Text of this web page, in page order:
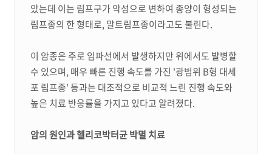
았는데 이는 림프구가 악성으로 변하여 종양이 형성되는
림프종의 한 형태로, 말트림프종이라고도 불린다.
이 암종은 주로 임파선에서 발생하지만 위에서도 발병할
수 있으며, 매우 빠른 진행 속도를 가진 '광범위 B형 대세
포 림프종' 등과는 대조적으로 비교적 느린 진행 속도와
높은 치료 반응률을 가지고 있다고 알려졌다.
암의 원인과 헬리코박터균 박멸 치료